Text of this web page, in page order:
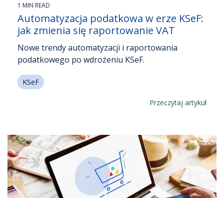
1 MIN READ
Automatyzacja podatkowa w erze KSeF:
jak zmienia się raportowanie VAT
Nowe trendy automatyzacji i raportowania
podatkowego po wdrożeniu KSeF.
KSeF
Przeczytaj artykuł